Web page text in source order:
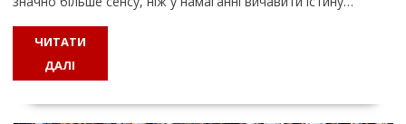
ЧИТАТИ
ДАЛІ